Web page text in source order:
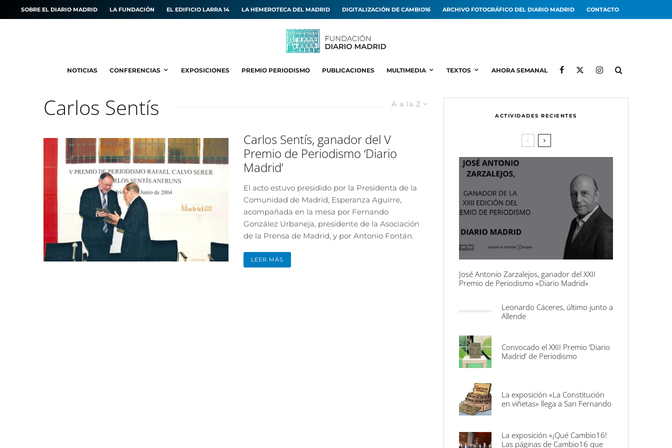
SOBRE EL DIARIO MADRID LA FUNDACIÓN EL EDIFICIO LARRA 14 LA HEMEROTECA DEL MADRID DIGITALIZACIÓN DE CAMBIO16 ARCHIVO FOTOGRÁFICO DEL DIARIO MADRID CONTACTO
NOTICIAS CONFERENCIAS EXPOSICIONES PREMIO PERIODISMO PUBLICACIONES MULTIMEDIA TEXTOS AHORA SEMANAL
A a la Z
Carlos Sentís
Carlos Sentís, ganador del V
Premio de Periodismo ‘Diario
Madrid’
El acto estuvo presidido por la Presidenta de la
Comunidad de Madrid, Esperanza Aguirre,
acompañada en la mesa por Fernando
González Urbaneja, presidente de la Asociación
de la Prensa de Madrid, y por Antonio Fontán.
LEER MÁS
ACTIVIDADES RECIENTES
José Antonio Zarzalejos, ganador del XXII
Premio de Periodismo «Diario Madrid»
Leonardo Cáceres, último junto a
Allende
Convocado el XXII Premio ‘Diario
Madrid’ de Periodismo
La exposición «La Constitución
en viñetas» llega a San Fernando
La exposición «¡Qué Cambio16!
Las páginas de Cambio16 que